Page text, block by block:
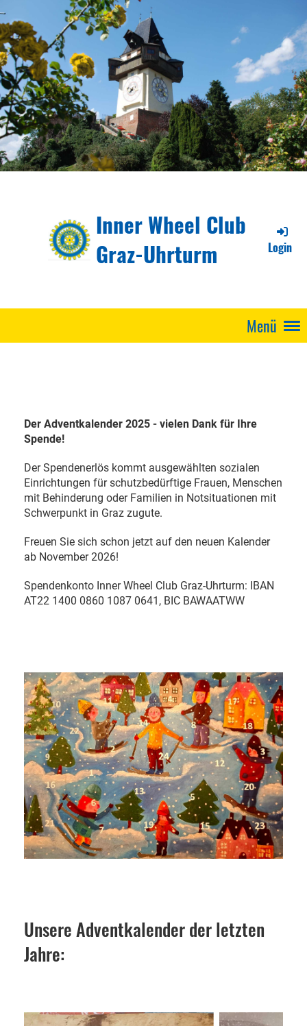
Inner Wheel Club
Graz-Uhrturm
Login
Menü
Der Adventkalender 2025 - vielen Dank für Ihre
Spende!
Der Spendenerlös kommt ausgewählten sozialen
Einrichtungen für schutzbedürftige Frauen, Menschen
mit Behinderung oder Familien in Notsituationen mit
Schwerpunkt in Graz zugute.
Freuen Sie sich schon jetzt auf den neuen Kalender
ab November 2026!
Spendenkonto Inner Wheel Club Graz-Uhrturm: IBAN
AT22 1400 0860 1087 0641, BIC BAWAATWW
Unsere Adventkalender der letzten
Jahre: